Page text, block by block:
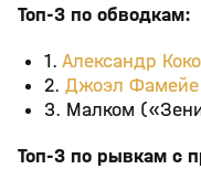
Топ-3 по обводкам:
1. Александр
2. Джоэл Фамейе
3. Малком
Топ-3 по рывкам с